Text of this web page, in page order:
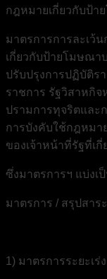
กฎหมายเกี่ยวกับป้
มาตรการการละเว้
เกี่ยวกับป้ายโมษณา
ปรับปรุงการปฏิบัติร
ราชการ รัฐวิสาหกิ
ปรามการทุจริตและ
การบังคับใช้กฎหมา
ของเจ้าหน้าที่รัฐที่เกี่
ซึ่งมาตรการฯ แบ่งเ
มาตรการ / สรุปสาร
1) มาตรการระยะเร่